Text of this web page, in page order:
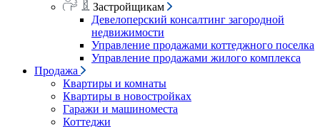
Застройщикам
Девелоперский консалтинг загородной
недвижимости
Управление продажами коттеджного поселка
Управление продажами жилого комплекса
Продажа
Квартиры и комнаты
Квартиры в новостройках
Гаражи и машиноместа
Коттеджи